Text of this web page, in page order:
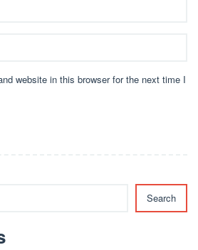
website in this browser for the next time I
Search